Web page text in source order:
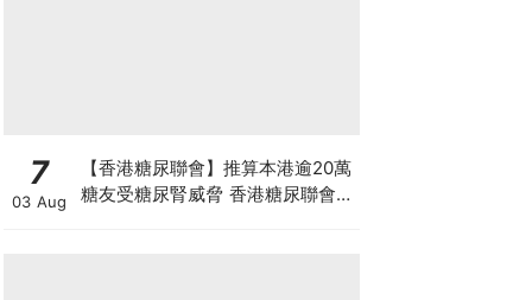
7
03 Aug
【香港糖尿聯會】推算本港逾20萬
糖友受糖尿腎威脅 香港糖尿聯會